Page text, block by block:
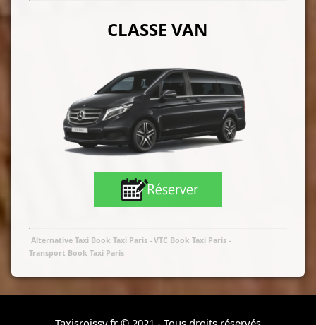
CLASSE VAN
Alternative Taxi Book Taxi Paris - VTC Book Taxi Paris-
Transport Book Taxi Paris